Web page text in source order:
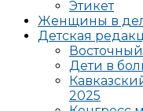
Этикет
Женщины в
Детская
Дети в
2025